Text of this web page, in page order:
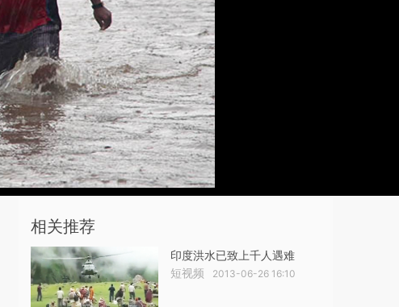
相关推荐
印度洪水已致上千人遇难
短视频 2013-06-26 16:10